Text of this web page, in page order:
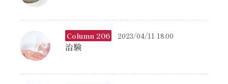
Column 206 2023/04/11 18:00
治験